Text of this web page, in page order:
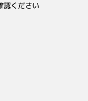
認ください